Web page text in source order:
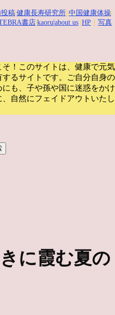
稿 健康長寿研究所 中国健康体操
書店 kaoru |about us HP
写真
！このサイトは、健康で元気
るサイトです。
ご自分自身の
も、子や孫や国に迷惑をかけ
自然にフェイドアウトいたし
に霞む夏の